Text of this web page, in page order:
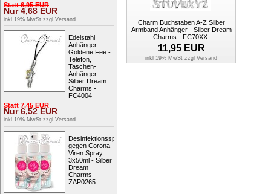
Statt6,95EUR
Nur4,68EUR
inkl 19% MwSt zzgl Versand
Edelstahl
Anhänger
Goldene Fee -
Telefon,
Taschen-
Anhänger -
Silber Dream
Charms -
FC4004
Statt7,45EUR
Nur6,52 EUR
inkl 19% MwSt zzgl Versand
Desinfektionsspray
gegen Corona
Viren Spray
3x50ml - Silber
Dream
Charms -
ZAP0265
Charm Buchstaben A-Z Silber
Armband Anhänger - Silber Dream
Charms - FC70XX
11,95 EUR
inkl 19% MwSt zzgl Versand